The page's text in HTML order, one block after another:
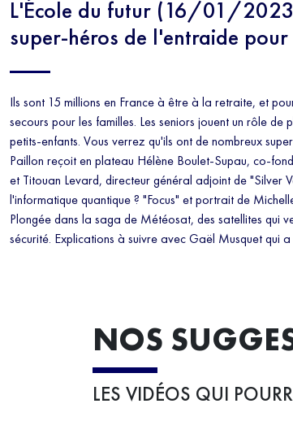
L'École du futur (16/01/
super-héros de l'entraide
Ils sont 15 millions en France à être à la retraite, et
secours pour les familles. Les seniors jouent un rôle de
petits-enfants. Vous verrez qu'ils ont de nombreux
Paillon reçoit en plateau Hélène Boulet-Supau, co-
et Titouan Levard, directeur général adjoint de "Silver
l'informatique quantique ? "Focus" et portrait de
Plongée dans la saga de Météosat, des satellites qui
sécurité. Explications à suivre avec Gaël Musquet qui
NOS
LES VIDÉOS QUI